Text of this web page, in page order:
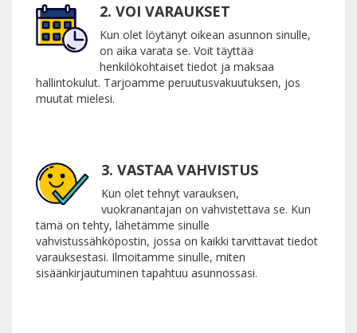
2. VOI VARAUKSET
Kun olet löytänyt oikean asunnon sinulle,
on aika varata se. Voit täyttää
henkilökohtaiset tiedot ja maksaa
hallintokulut. Tarjoamme peruutusvakuutuksen, jos
muutat mielesi.
3. VASTAA VAHVISTUS
Kun olet tehnyt varauksen,
vuokranantajan on vahvistettava se. Kun
tämä on tehty, lähetämme sinulle
vahvistussähköpostin, jossa on kaikki tarvittavat tiedot
varauksestasi. Ilmoitamme sinulle, miten
sisäänkirjautuminen tapahtuu asunnossasi.